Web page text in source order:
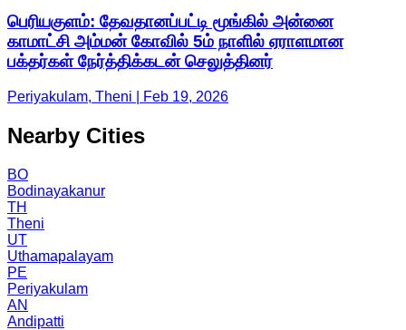
பெரியகுளம்: தேவதானப்பட்டி மூங்கில் அன்னை
காமாட்சி அம்மன் கோவில் 5ம் நாளில் ஏராளமான
பக்தர்கள் நேர்த்திக்கடன் செலுத்தினர்
Periyakulam, Theni | Feb 19, 2026
Nearby Cities
BO
Bodinayakanur
TH
Theni
UT
Uthamapalayam
PE
Periyakulam
AN
Andipatti